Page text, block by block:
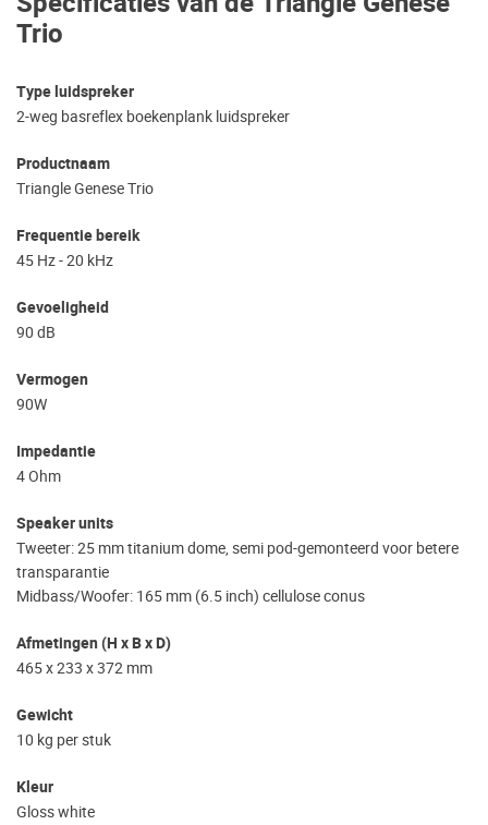
Trio
Type luidspreker
2-weg basreflex boekenplank luidspreker
Productnaam
Triangle Genese Trio
Frequentie bereik
45 Hz - 20 kHz
Gevoeligheid
90 dB
Vermogen
90W
Impedantie
4 Ohm
Speaker units
Tweeter: 25 mm titanium dome, semi pod-gemonteerd voor betere
transparantie
Midbass/Woofer: 165 mm (6.5 inch) cellulose conus
Afmetingen (H x B x D)
465 x 233 x 372 mm
Gewicht
10 kg per stuk
Kleur
Gloss white